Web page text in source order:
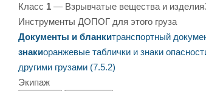
Класс 1 — Взрывчатые вещества и изделия
Инструменты ДОПОГ для этого груза
Документы и бланкитранспортный
знакиоранжевые таблички и знаки
другими грузами (7.5.2)
Экипаж